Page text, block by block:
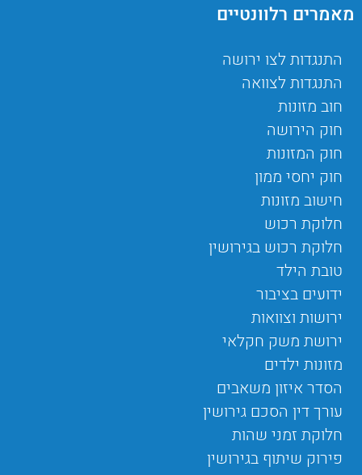
מאמרים רלוונטיים
התנגדות לצו ירושה
התנגדות לצוואה
חוב מזונות
חוק הירושה
חוק המזונות
חוק יחסי ממון
חישוב מזונות
חלוקת רכוש
חלוקת רכוש בגירושין
טובת הילד
ידועים בציבור
ירושות וצוואות
ירושת משק חקלאי
מזונות ילדים
הסדר איזון משאבים
עורך דין הסכם גירושין
חלוקת זמני שהות
פירוק שיתוף בגירושין